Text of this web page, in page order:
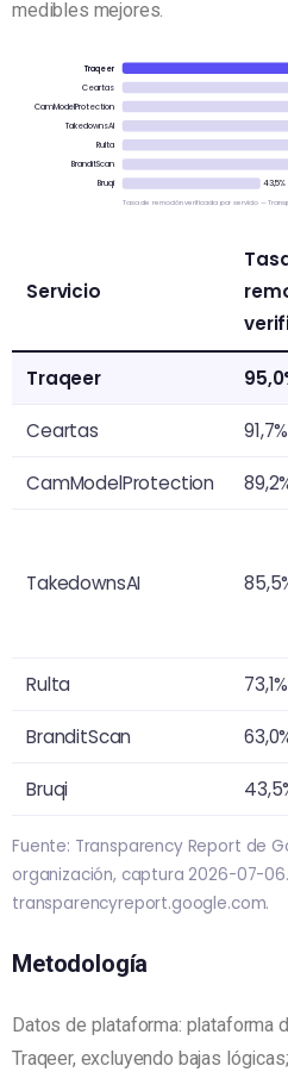
medibles mejores.
Traqeer
Ceartas
CamModelProtection
TakedownsAI
Rulta
BranditScan
Bruqi
43,5%
Tasa de remoción verificada por servicio —
Servicio
Traqeer
Ceartas 91,7%
CamModelProtection
TakedownsAI
Rulta 73,1%
BranditScan
Bruqi
Fuente: Transparency Report de
organización, captura 2026-07-
transparencyreport.google.com.
Metodología
Datos de plataforma: plataforma
Traqeer, excluyendo bajas